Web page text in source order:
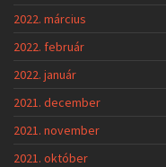
2022. március
2022. február
2022. január
2021. december
2021. november
2021. október